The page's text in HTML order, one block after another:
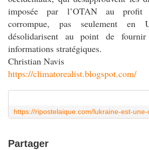
imposée par l’OTAN au profit
corrompue, pas seulement en
désolidarisent au point de
informations stratégiques.
Christian Navis
https://climatorealist.blogspot.com/
Partager